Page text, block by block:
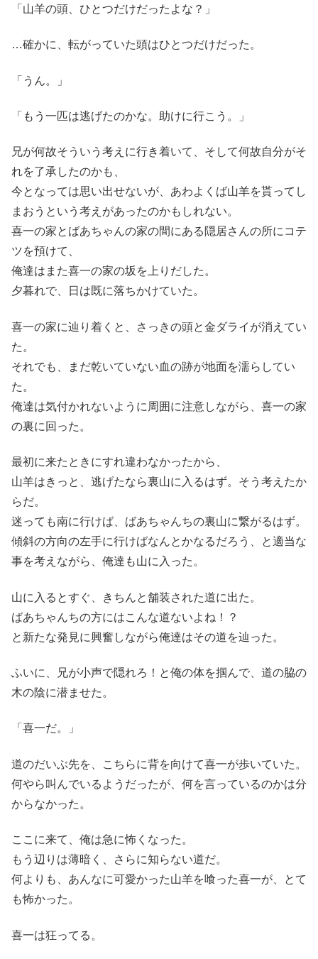
「山羊の頭、ひとつだけだったよな？」
…確かに、転がっていた頭はひとつだけだった。
「うん。」
「もう一匹は逃げたのかな。助けに行こう。」
兄が何故そういう考えに行き着いて、そして何故自分がそ
れを了承したのかも、
今となっては思い出せないが、あわよくば山羊を貰ってし
まおうという考えがあったのかもしれない。
喜一の家とばあちゃんの家の間にある隠居さんの所にコテ
ツを預けて、
俺達はまた喜一の家の坂を上りだした。
夕暮れで、日は既に落ちかけていた。
喜一の家に辿り着くと、さっきの頭と金ダライが消えてい
た。
それでも、まだ乾いていない血の跡が地面を濡らしてい
た。
俺達は気付かれないように周囲に注意しながら、喜一の家
の裏に回った。
最初に来たときにすれ違わなかったから、
山羊はきっと、逃げたなら裏山に入るはず。そう考えたか
らだ。
迷っても南に行けば、ばあちゃんちの裏山に繋がるはず。
傾斜の方向の左手に行けばなんとかなるだろう、と適当な
事を考えながら、俺達も山に入った。
山に入るとすぐ、きちんと舗装された道に出た。
ばあちゃんちの方にはこんな道ないよね！？
と新たな発見に興奮しながら俺達はその道を辿った。
ふいに、兄が小声で隠れろ！と俺の体を掴んで、道の脇の
木の陰に潜ませた。
「喜一だ。」
道のだいぶ先を、こちらに背を向けて喜一が歩いていた。
何やら叫んでいるようだったが、何を言っているのかは分
からなかった。
ここに来て、俺は急に怖くなった。
もう辺りは薄暗く、さらに知らない道だ。
何よりも、あんなに可愛かった山羊を喰った喜一が、とて
も怖かった。
喜一は狂ってる。